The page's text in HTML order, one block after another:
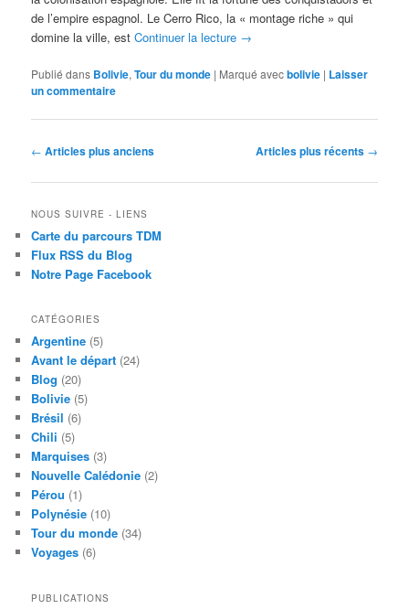
de l’empire espagnol. Le Cerro Rico, la « montage riche » qui
domine la ville, estContinuer la lecture →
Publié dans Bolivie,Tour du monde | Marqué avecbolivie | Laisser
un commentaire
Navigation
articles
← Articles plus anciens Articles plus récents →
NOUS SUIVRE - LIENS
Carte du parcours TDM
Flux RSS du Blog
Notre Page Facebook
CATÉGORIES
Argentine (5)
Avant le départ (24)
Blog (20)
Bolivie (5)
Brésil (6)
Chili (5)
Marquises (3)
Nouvelle Calédonie (2)
Pérou (1)
Polynésie (10)
Tour du monde (34)
Voyages (6)
PUBLICATIONS